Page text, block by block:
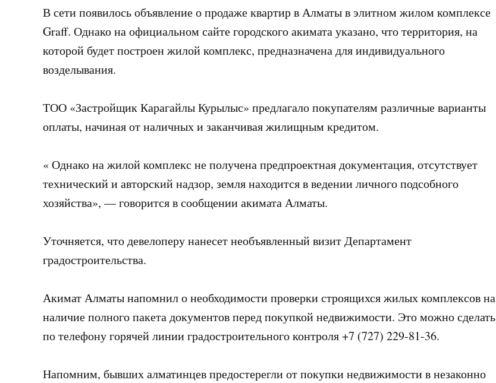
В сети появилось объявление о продаже квартир в Алматы в элитном жилом комплексе
Graff. Однако на официальном сайте городского акимата указано, что территория, на
которой будет построен жилой комплекс, предназначена для индивидуального
возделывания.
ТОО «Застройщик Карагайлы Курылыс» предлагало покупателям различные варианты
оплаты, начиная от наличных и заканчивая жилищным кредитом.
« Однако на жилой комплекс не получена предпроектная документация, отсутствует
технический и авторский надзор, земля находится в ведении личного подсобного
хозяйства», — говорится в сообщении акимата Алматы.
Уточняется, что девелоперу нанесет необъявленный визит Департамент
градостроительства.
Акимат Алматы напомнил о необходимости проверки строящихся жилых комплексов на
наличие полного пакета документов перед покупкой недвижимости. Это можно сделать
по телефону горячей линии градостроительного контроля +7 (727) 229-81-36.
Напомним, бывших алматинцев предостерегли от покупки недвижимости в незаконно